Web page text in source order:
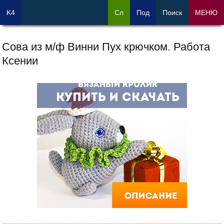
Сова из м/ф Винни Пух крючком. Работа
Ксении
K4 Сл Под Поиск МЕНЮ